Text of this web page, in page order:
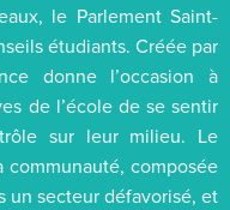
le Parlement Saint-
étudiants. Créée par
donne l’occasion à
de l’école de se sentir
sur leur milieu. Le
communauté, composée
un secteur défavorisé, et